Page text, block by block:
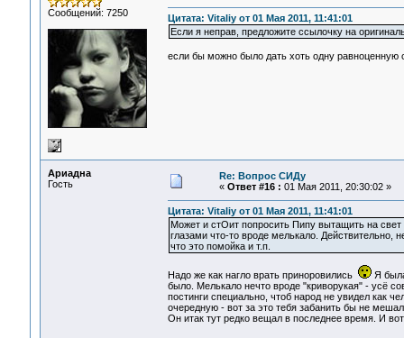
Сообщений: 7250
Цитата: Vitaliy от 01 Мая 2011, 11:41:01
Если я неправ, предложите ссылочку на
если бы можно было дать хоть одну равноценную
Ариадна
Гость
Re: Вопрос СИДу
« Ответ #16 : 01 Мая 2011, 20:30:02 »
Цитата: Vitaliy от 01 Мая 2011, 11:41:01
Может и стОит попросить Пипу вытащить на
глазами что-то вроде мелькало.
что это помойка и т.п.
Надо же как нагло врать приноровились
Я была
было. Мелькало нечто вроде "криворукая" - усё
постинги специально, чтоб народ не увидел как
очередную - вот за это тебя забанить бы не
Он итак тут редко вещал в последнее время. И